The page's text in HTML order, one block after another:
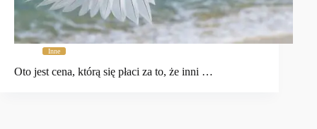
Inne
Oto jest cena, którą się płaci za to, że inni …